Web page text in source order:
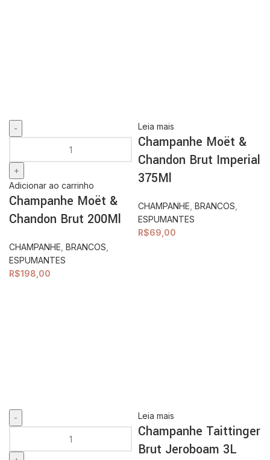
Adicionar ao carrinho
Champanhe Moët &
Chandon Brut 200Ml
CHAMPANHE BRANCOS
ESPUMANTES
R$198,00
Leia mais
Champanhe Moët &
Chandon Brut Imperial
375Ml
CHAMPANHE BRANCOS
ESPUMANTES
R$69,00
Leia mais
Champanhe Taittinger
Brut Jeroboam 3L